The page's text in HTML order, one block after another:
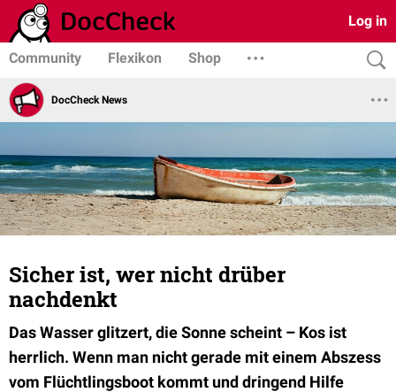
Log in
Community Flexikon Shop
DocCheck News
Sicher ist, wer nicht drüber
nachdenkt
Das Wasser glitzert, die Sonne scheint – Kos ist
herrlich. Wenn man nicht gerade mit einem Abszess
vom Flüchtlingsboot kommt und dringend Hilfe